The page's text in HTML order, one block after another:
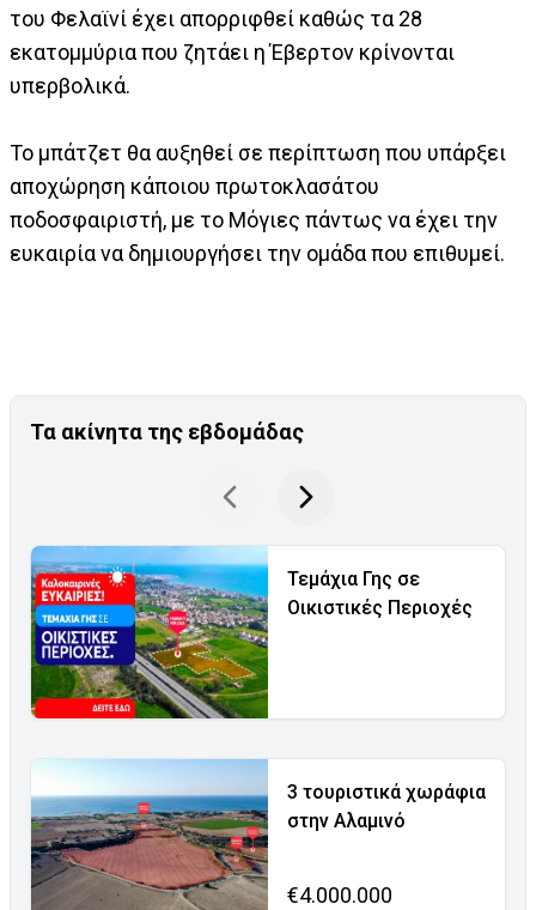
του Φελαϊνί έχει απορριφθεί καθώς τα 28
εκατομμύρια που ζητάει η Έβερτον κρίνονται
υπερβολικά.
Το μπάτζετ θα αυξηθεί σε περίπτωση που υπάρξει
αποχώρηση κάποιου πρωτοκλασάτου
ποδοσφαιριστή, με το Μόγιες πάντως να έχει την
ευκαιρία να δημιουργήσει την ομάδα που επιθυμεί.
Τα ακίνητα της εβδομάδας
Τεμάχια Γης σε
Οικιστικές Περιοχές
3 τουριστικά χωράφια
στην Αλαμινό
€4.000.000